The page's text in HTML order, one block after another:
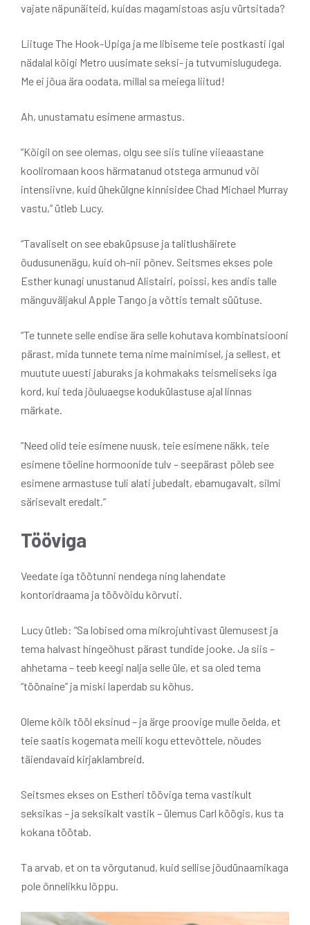
vajate näpunäiteid, kuidas magamistoas asju vürtsitada?
Liituge The Hook-Upiga ja me libiseme teie postkasti igal
nädalal kõigi Metro uusimate seksi- ja tutvumislugudega.
Me ei jõua ära oodata, millal sa meiega liitud!
Ah, unustamatu esimene armastus.
“Kõigil on see olemas, olgu see siis tuline viieaastane
kooliromaan koos härmatanud otstega armunud või
intensiivne, kuid ühekülgne kinnisidee Chad Michael Murray
vastu,” ütleb Lucy.
“Tavaliselt on see ebaküpsuse ja talitlushäirete
õudusunenägu, kuid oh-nii põnev. Seitsmes ekses pole
Esther kunagi unustanud Alistairi, poissi, kes andis talle
mänguväljakul Apple Tango ja võttis temalt süütuse.
“Te tunnete selle endise ära selle kohutava kombinatsiooni
pärast, mida tunnete tema nime mainimisel, ja sellest, et
muutute uuesti jaburaks ja kohmakaks teismeliseks iga
kord, kui teda jõuluaegse kodukülastuse ajal linnas
märkate.
“Need olid teie esimene nuusk, teie esimene näkk, teie
esimene tõeline hormoonide tulv – seepärast põleb see
esimene armastuse tuli alati jubedalt, ebamugavalt, silmi
särisevalt eredalt.”
Tööviga
Veedate iga töötunni nendega ning lahendate
kontoridraama ja töövõidu kõrvuti.
Lucy ütleb: “Sa lobised oma mikrojuhtivast ülemusest ja
tema halvast hingeõhust pärast tundide jooke. Ja siis –
ahhetama – teeb keegi nalja selle üle, et sa oled tema
“töönaine” ja miski laperdab su kõhus.
Oleme kõik tööl eksinud – ja ärge proovige mulle öelda, et
teie saatis kogemata meili kogu ettevõttele, nõudes
täiendavaid kirjaklambreid.
Seitsmes ekses on Estheri tööviga tema vastikult
seksikas – ja seksikalt vastik – ülemus Carl köögis, kus ta
kokana töötab.
Ta arvab, et on ta võrgutanud, kuid sellise jõudünaamikaga
pole õnnelikku lõppu.